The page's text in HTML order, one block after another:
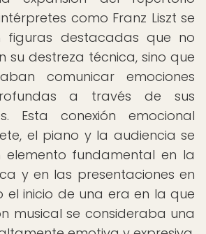
como Franz Liszt se
figuras destacadas que no
su destreza técnica, sino que
comunicar emociones
a través de sus
Esta conexión emocional
el piano y la audiencia se
elemento fundamental en la
y en las presentaciones en
el inicio de una era en la que
musical se consideraba una